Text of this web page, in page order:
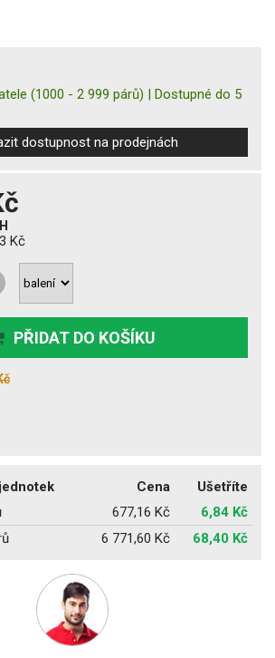
(1000 - 2 999 párů) | Dostupné do 5
dostupnost na prodejnách
Kč
PŘIDAT DO KOŠÍKU
Cena
Ušetříte
677,16 Kč
6,84 Kč
6 771,60 Kč 68,40 Kč